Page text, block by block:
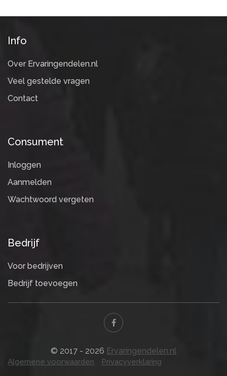
Info
Over Ervaringendelen.nl
Veel gestelde vragen
Contact
Consument
Inloggen
Aanmelden
Wachtwoord vergeten
Bedrijf
Voor bedrijven
Bedrijf toevoegen
© 2017 - 2026 Ervaringendelen.nl
Algemene voorwaarden Privacyverklaring